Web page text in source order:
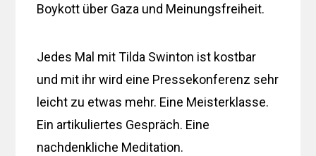
Boykott über Gaza und Meinungsfreiheit.
Jedes Mal mit Tilda Swinton ist kostbar
und mit ihr wird eine Pressekonferenz sehr
leicht zu etwas mehr. Eine Meisterklasse.
Ein artikuliertes Gespräch. Eine
nachdenkliche Meditation.